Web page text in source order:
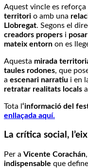
Aquest vincle es
territori o amb una
Llobregat. Segons el
creadors propers i
mateix entorn on es
Aquesta mirada
taules rodones, que
a escenari narratiu i en
retratar realitats locals
Tota l‘informació del
enllaçada aquí.
La crítica social,
Per a Vicente Corachán
indispensable que